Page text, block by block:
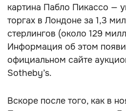
картина Пабло Пикассо —
торгах в Лондоне за 1,3
стерлингов (около 129
Информация об этом
официальном сайте
Sotheby’s.
Вскоре после того, как в